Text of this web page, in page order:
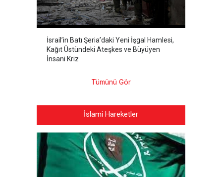
İsrail’in Batı Şeria’daki Yeni İşgal Hamlesi,
Kağıt Üstündeki Ateşkes ve Büyüyen
İnsani Kriz
Tümünü Gör
İslami Hareketler